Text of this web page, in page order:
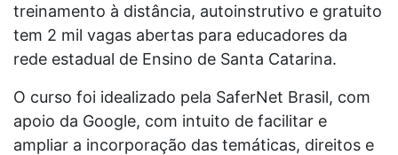
treinamento à distância, autoinstrutivo e gratuito
tem 2 mil vagas abertas para educadores da
rede estadual de Ensino de Santa Catarina.
O curso foi idealizado pela SaferNet Brasil, com
apoio da Google, com intuito de facilitar e
ampliar a incorporação das temáticas, direitos e